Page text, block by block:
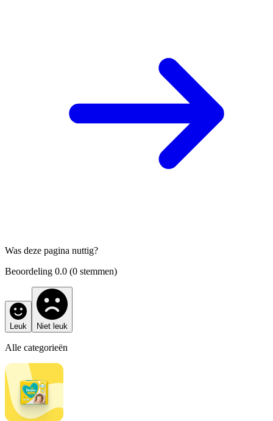
Was deze pagina nuttig?
Beoordeling 0.0 (0 stemmen)
Leuk Niet leuk
Alle categorieën